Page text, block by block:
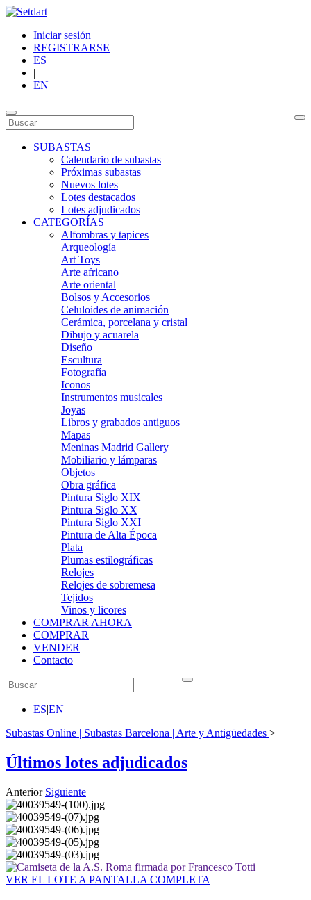
Iniciar sesión
REGISTRARSE
ES
|
EN
SUBASTAS
Calendario de subastas
Próximas subastas
Nuevos lotes
Lotes destacados
Lotes adjudicados
CATEGORÍAS
Alfombras y tapices
Arqueología
Art Toys
Arte africano
Arte oriental
Bolsos y Accesorios
Celuloides de animación
Cerámica, porcelana y cristal
Dibujo y acuarela
Diseño
Escultura
Fotografía
Iconos
Instrumentos musicales
Joyas
Libros y grabados antiguos
Mapas
Meninas Madrid Gallery
Mobiliario y lámparas
Objetos
Obra gráfica
Pintura Siglo XIX
Pintura Siglo XX
Pintura Siglo XXI
Pintura de Alta Época
Plata
Plumas estilográficas
Relojes
Relojes de sobremesa
Tejidos
Vinos y licores
COMPRAR AHORA
COMPRAR
VENDER
Contacto
ES|EN
Subastas Online | Subastas Barcelona | Arte y Antigüedades >
Últimos lotes adjudicados
Anterior Siguiente
VER EL LOTE A PANTALLA COMPLETA